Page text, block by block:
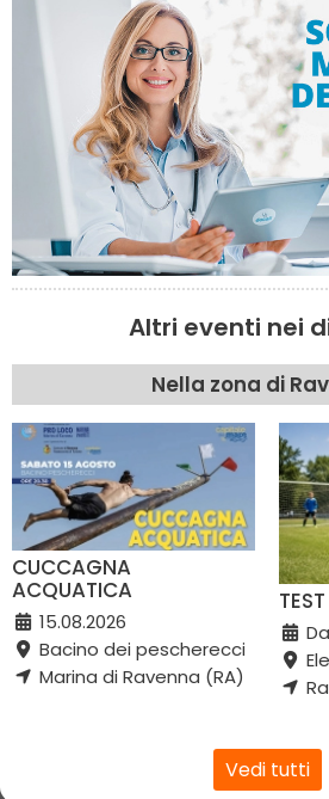
Altri eventi nei
Nella zona di
CUCCAGNA
ACQUATICA
15.08.2026
Bacino dei pescherecci
Marina di Ravenna (RA)
TEST
Vedi tutti